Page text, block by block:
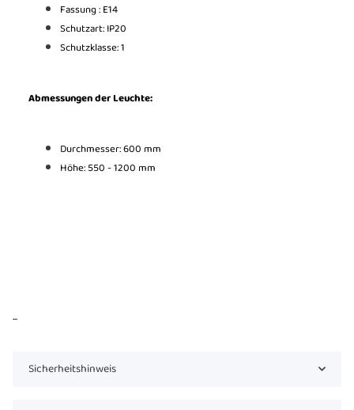
Fassung : E14
Schutzart: IP20
Schutzklasse: 1
Abmessungen der Leuchte:
Durchmesser: 600 mm
Höhe: 550 - 1200 mm
...
Sicherheitshinweis